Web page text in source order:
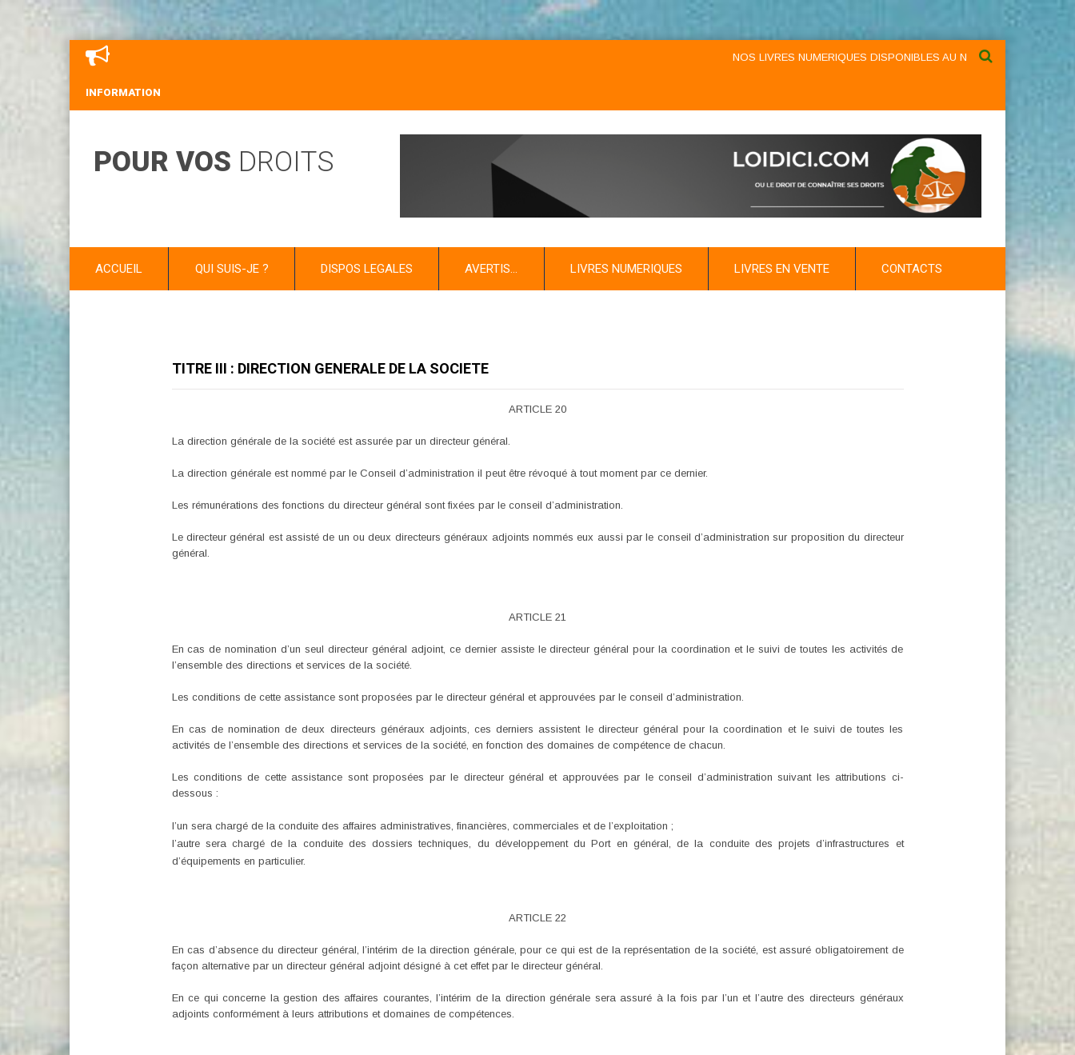
INFORMATION
NOS LIVRES NUMERIQUES DISPONIBLES AU NIVEAU DU MENU ...NOS
POUR VOS DROITS
ACCUEIL QUI SUIS-JE ? DISPOS LEGALES AVERTIS… LIVRES NUMERIQUES LIVRES EN VENTE CONTACTS
TITRE III : DIRECTION GENERALE DE LA SOCIETE
ARTICLE 20
La direction générale de la société est assurée par un directeur général.
La direction générale est nommé par le Conseil d’administration il peut être révoqué à tout moment par ce dernier.
Les rémunérations des fonctions du directeur général sont fixées par le conseil d’administration.
Le directeur général est assisté de un ou deux directeurs généraux adjoints nommés eux aussi par le conseil d’administration sur proposition du directeur
général.
ARTICLE 21
En cas de nomination d’un seul directeur général adjoint, ce dernier assiste le directeur général pour la coordination et le suivi de toutes les activités de
l’ensemble des directions et services de la société.
Les conditions de cette assistance sont proposées par le directeur général et approuvées par le conseil d’administration.
En cas de nomination de deux directeurs généraux adjoints, ces derniers assistent le directeur général pour la coordination et le suivi de toutes les
activités de l’ensemble des directions et services de la société, en fonction des domaines de compétence de chacun.
Les conditions de cette assistance sont proposées par le directeur général et approuvées par le conseil d’administration suivant les attributions ci-
dessous :
l’un sera chargé de la conduite des affaires administratives, financières, commerciales et de l’exploitation ;
l’autre sera chargé de la conduite des dossiers techniques, du développement du Port en général, de la conduite des projets d’infrastructures et
d’équipements en particulier.
ARTICLE 22
En cas d’absence du directeur général, l’intérim de la direction générale, pour ce qui est de la représentation de la société, est assuré obligatoirement de
façon alternative par un directeur général adjoint désigné à cet effet par le directeur général.
En ce qui concerne la gestion des affaires courantes, l’intérim de la direction générale sera assuré à la fois par l’un et l’autre des directeurs généraux
adjoints conformément à leurs attributions et domaines de compétences.